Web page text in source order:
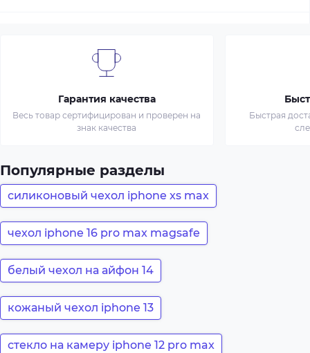
Гарантия качества
Весь товар сертифицирован и проверен на
знак качества
Быстрая
Популярные разделы
силиконовый чехол iphone xs max
чехол iphone 16 pro max magsafe
белый чехол на айфон 14
кожаный чехол iphone 13
стекло на камеру iphone 12 pro max